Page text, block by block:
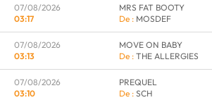
07/08/2026
03:17
MRS FAT BOOTY
MOSDEF
07/08/2026
03:13
MOVE ON BABY
THE ALLERGIES
07/08/2026
03:10
PREQUEL
SCH